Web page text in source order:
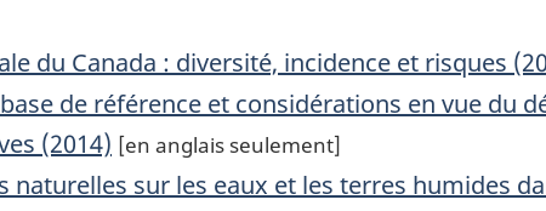
du Canada : diversité, incidence et risques
de référence et considérations en vue du
(2014) [en anglais seulement]
sur les eaux et les terres humides